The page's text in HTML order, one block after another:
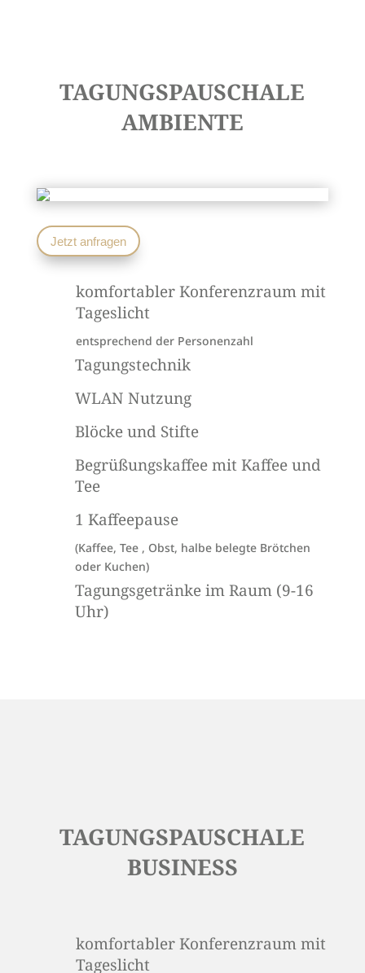
TAGUNGSPAUSCHALE
AMBIENTE
Jetzt anfragen
komfortabler Konferenzraum mit
Tageslicht
entsprechend der Personenzahl
Tagungstechnik
WLAN Nutzung
Blöcke und Stifte
Begrüßungskaffee mit Kaffee und
Tee
1 Kaffeepause
(Kaffee, Tee , Obst, halbe belegte Brötchen
oder Kuchen)
Tagungsgetränke im Raum (9-16
Uhr)
TAGUNGSPAUSCHALE
BUSINESS
komfortabler Konferenzraum mit
Tageslicht